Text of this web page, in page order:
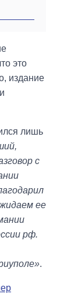
это
издание
лишь
с
ее
рф.
.